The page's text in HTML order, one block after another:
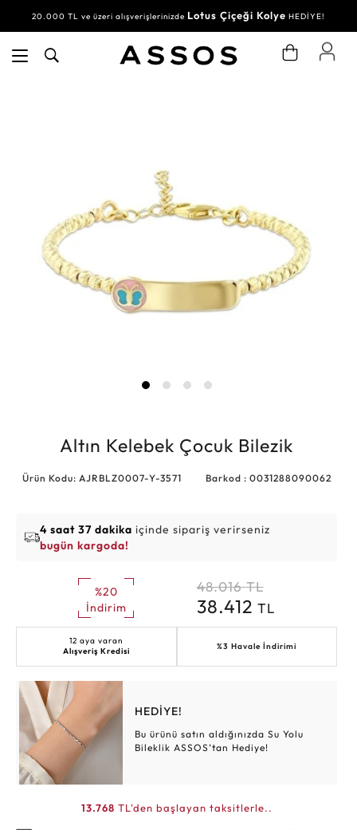
20.000 TL ve üzeri alışverişlerinizde Lotus Çiçeği Kolye HEDİYE!
Altın Kelebek Çocuk Bilezik
Ürün Kodu: AJRBLZ0007-Y-3571 Barkod : 0031288090062
4 saat 37 dakika içinde sipariş verirseniz
bugün kargoda!
%20
İndirim
48.016 TL
38.412 TL
12 aya varan
Alışveriş Kredisi
%3 Havale İndirimi
HEDİYE!
Bu ürünü satın aldığınızda Su Yolu
Bileklik ASSOS’tan Hediye!
13.768 TL'den başlayan taksitlerle..